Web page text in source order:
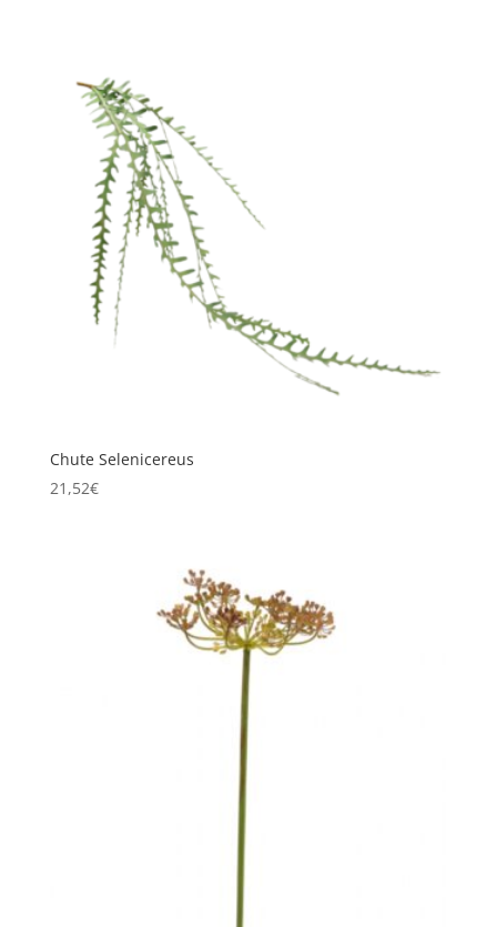
Chute Selenicereus
21,52€